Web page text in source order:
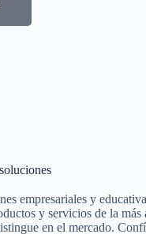
empresariales y
y servicios de la
en el mercado.